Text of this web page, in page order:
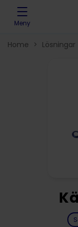
Skip to content
Meny
Home > Lösningar